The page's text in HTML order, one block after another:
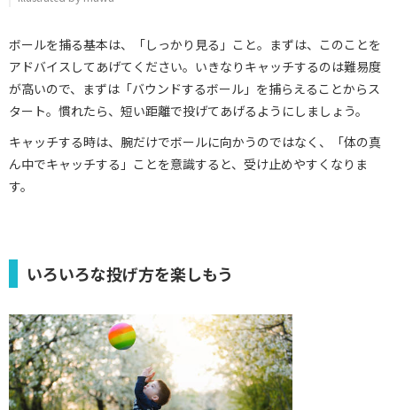
ボールを捕る基本は、「しっかり見る」こと。まずは、このことを
アドバイスしてあげてください。いきなりキャッチするのは難易度
が高いので、まずは「バウンドするボール」を捕らえることからス
タート。慣れたら、短い距離で投げてあげるようにしましょう。
キャッチする時は、腕だけでボールに向かうのではなく、「体の真
ん中でキャッチする」ことを意識すると、受け止めやすくなりま
す。
いろいろな投げ方を楽しもう